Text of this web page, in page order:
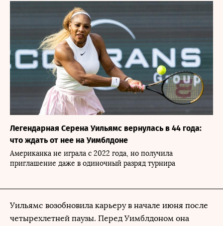
Легендарная Серена Уильямс вернулась в 44 года:
что ждать от нее на Уимблдоне
Американка не играла с 2022 года, но получила
приглашение даже в одиночный разряд турнира
Уильямс возобновила карьеру в начале июня после
четырехлетней паузы. Перед Уимблдоном она